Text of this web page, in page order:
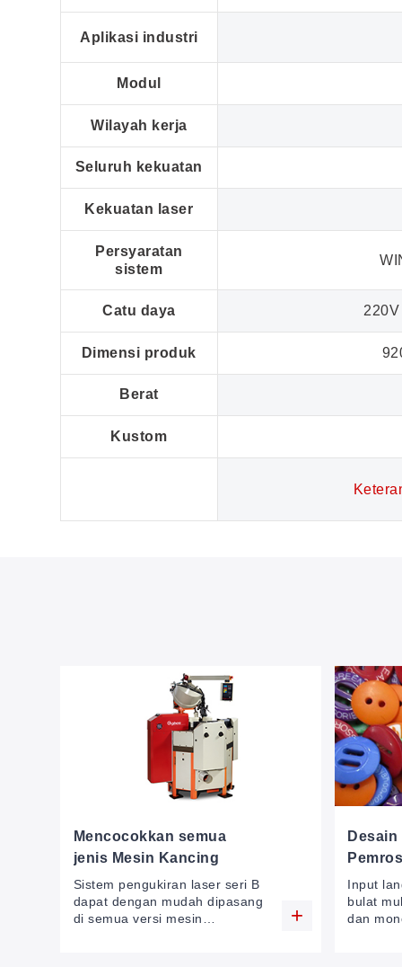
Aplikasi industri
Modul
Wilayah kerja
Seluruh kekuatan
Kekuatan laser
Persyaratan
sistem
Catu daya
Dimensi produk
Berat
Kustom
Mencocokkan semua
jenis Mesin Kancing
Sistem pengukiran laser seri B
dapat dengan mudah dipasang
di semua versi mesin
Input
bulat
dan